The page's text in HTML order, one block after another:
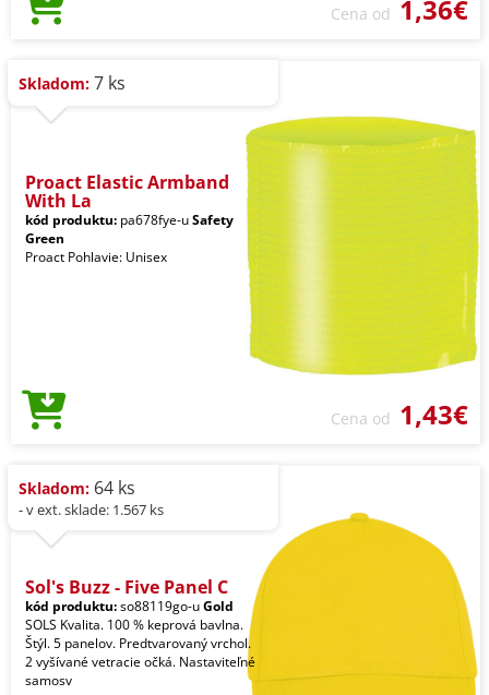
Cena od 1,36€
Skladom: 7 ks
Proact Elastic Armband
With La
kód produktu: pa678fye-uSafety
Green
Proact Pohlavie: Unisex
Cena od 1,43€
Skladom: 64 ks
- v ext. sklade: 1.567 ks
Sol's Buzz - Five Panel C
kód produktu:so88119go-uGold
SOLS Kvalita. 100 % keprová bavlna.
Štýl. 5 panelov. Predtvarovaný vrchol.
2 vyšívané vetracie očká. Nastaviteľné
samosv